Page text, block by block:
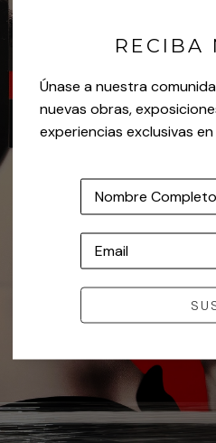
RECIBA
Únase a nuestra
nuevas obras,
experiencias exclusivas en
Nombre Completo
Email